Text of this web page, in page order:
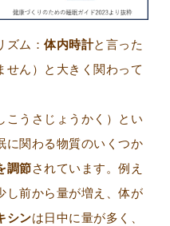
ズム：体内時計と言った
せん）と大きく関わって
こうさじょうかく）とい
に関わる物質のいくつか
調節されています。例え
し前から量が増え、体が
シンは日中に量が多く、